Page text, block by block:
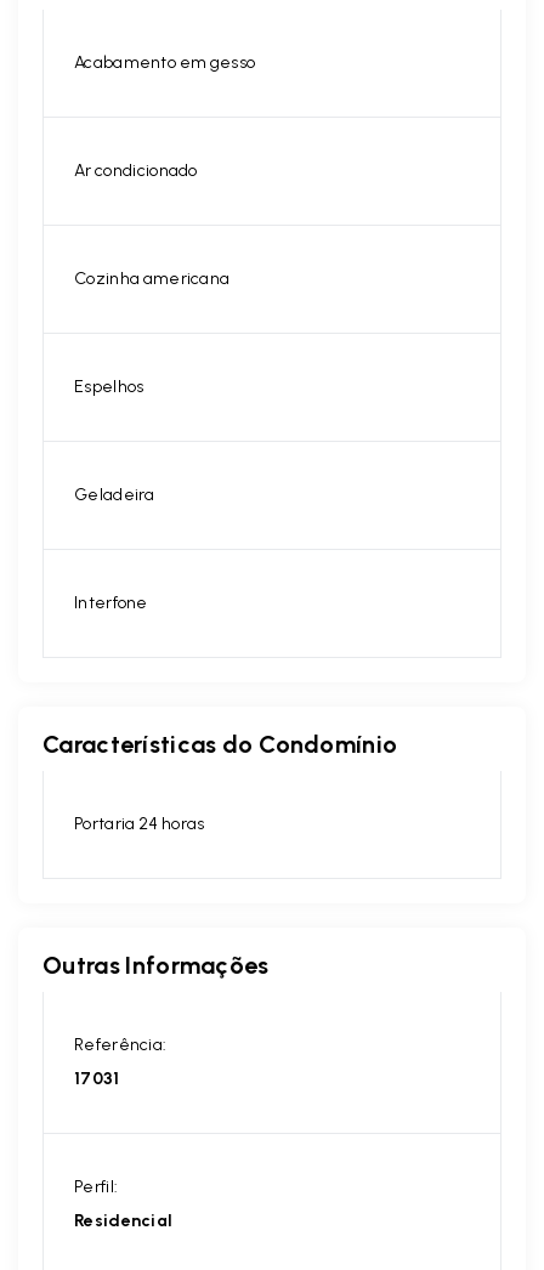
Acabamento em gesso
Ar condicionado
Cozinha americana
Espelhos
Geladeira
Interfone
Características do Condomínio
Portaria 24 horas
Outras Informações
Referência:
17031
Perfil:
Residencial